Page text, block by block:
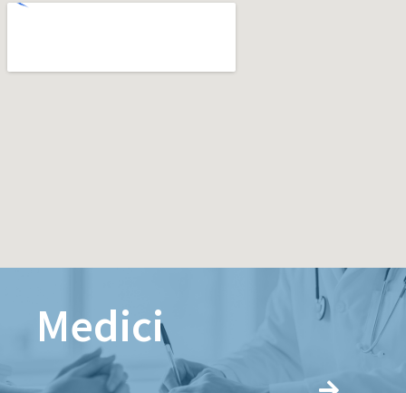
Medici